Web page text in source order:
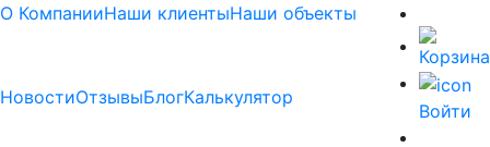
О КомпанииНаши клиентыНаши объекты
НовостиОтзывыБлогКалькулятор
Войти